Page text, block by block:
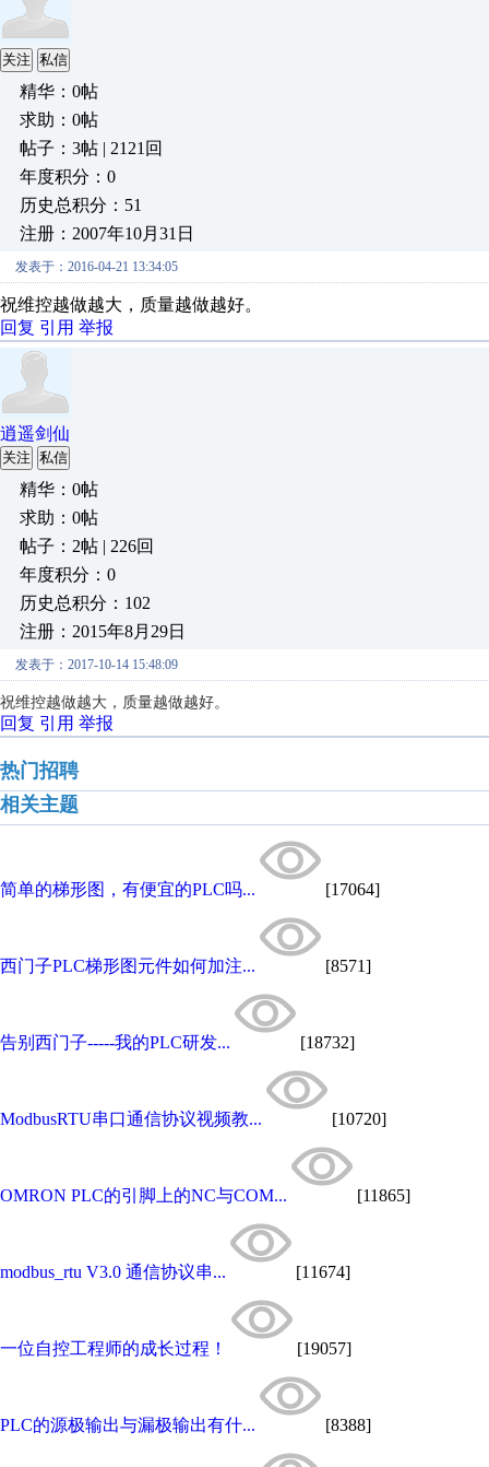
关注 私信
精华：0帖
求助：0帖
帖子：3帖 | 2121回
年度积分：0
历史总积分：51
注册：2007年10月31日
发表于：2016-04-21 13:34:05
祝维控越做越大，质量越做越好。
回复 引用 举报
逍遥剑仙
关注 私信
精华：0帖
求助：0帖
帖子：2帖 | 226回
年度积分：0
历史总积分：102
注册：2015年8月29日
发表于：2017-10-14 15:48:09
祝维控越做越大，质量越做越好。
回复 引用 举报
热门招聘
相关主题
简单的梯形图，有便宜的PLC吗... [17064]
西门子PLC梯形图元件如何加注... [8571]
告别西门子-----我的PLC研发... [18732]
ModbusRTU串口通信协议视频教... [10720]
OMRON PLC的引脚上的NC与COM... [11865]
modbus_rtu V3.0 通信协议串... [11674]
一位自控工程师的成长过程！ [19057]
PLC的源极输出与漏极输出有什... [8388]